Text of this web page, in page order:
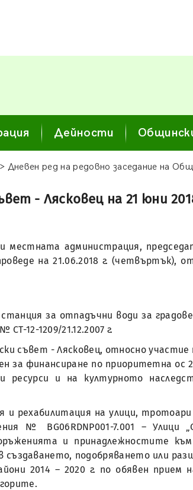
Дейности
> Дневен ред на редовно заседание на
- Лясковец на 21 юни
местната администрация,
на 21.06.2018 г. (четвъртък),
за отпадъчни води за
12-1209/21.12.2007 г.
съвет - Лясковец, относно
за финансиране по приоритетна ос 2
ресурси и на културното
и рехабилитация на улици,
№ BG06RDNP001-7.001 – Улици
и принадлежностите към
подобряването или
2014 – 2020 г. по обявен прием